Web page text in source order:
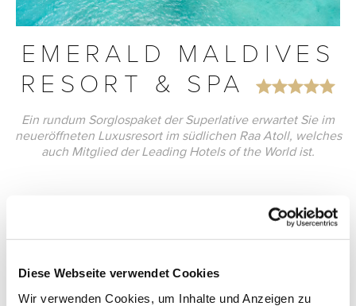
Diese Webseite verwendet Cookies
Wir verwenden Cookies, um Inhalte und Anzeigen zu
EMERALD MALDIVES
RESORT & SPA
Ein rundum Sorglospaket der Superlative erwartet Sie im
neueröffneten Luxusresort im südlichen Raa Atoll, welches
auch Mitglied der Leading Hotels of the World ist.